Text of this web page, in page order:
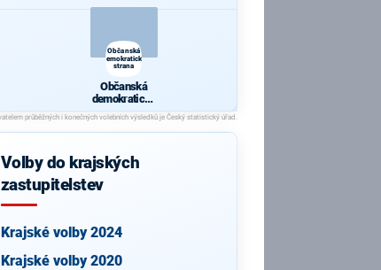
Občanská
demokratická
strana
Občanská
demokratická
strana
Volby do krajských
zastupitelstev
Krajské volby 2024
Krajské volby 2020